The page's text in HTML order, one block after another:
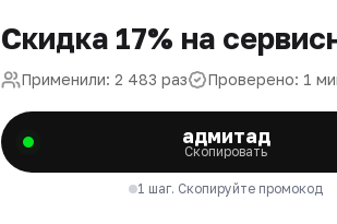
Скидка 17% на
Применили: 2 483 раз Проверено: 1
адмитад
Скопировать
1 шаг. Скопируйте промокод